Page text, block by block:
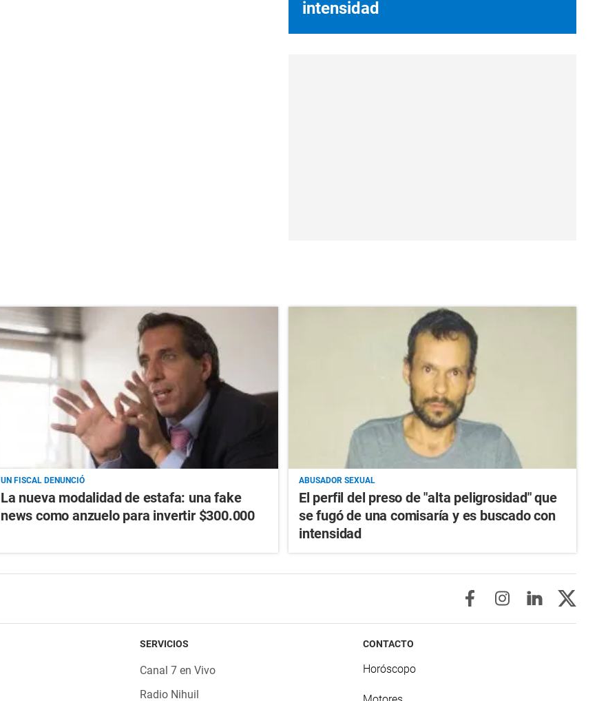
intensidad
UN FISCAL DENUNCIÓ
La nueva modalidad de estafa: una fake
news como anzuelo para invertir $300.000
ABUSADOR SEXUAL
El perfil del preso de "alta peligrosidad" que
se fugó de una comisaría y es buscado con
intensidad
SERVICIOS
Canal 7 en Vivo
Radio Nihuil
CONTACTO
Horóscopo